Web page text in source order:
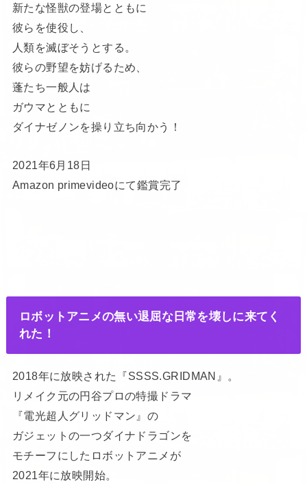
新たな怪獣の登場とともに
彼らを使役し、
人類を滅ぼそうとする。
彼らの野望を妨げるため、
蓬たち一般人は
ガウマとともに
ダイナゼノンを操り立ち向かう！
2021年6月18日
Amazon primevideoにて鑑賞完了
ロボットアニメの無い退屈な日常を壊しに来てく
れた！
2018年に放映された『SSSS.GRIDMAN』。
リメイク元の円谷プロの特撮ドラマ
『電光超人グリッドマン』の
ガジェットの一つダイナドラゴンを
モチーフにしたロボットアニメが
2021年に放映開始。